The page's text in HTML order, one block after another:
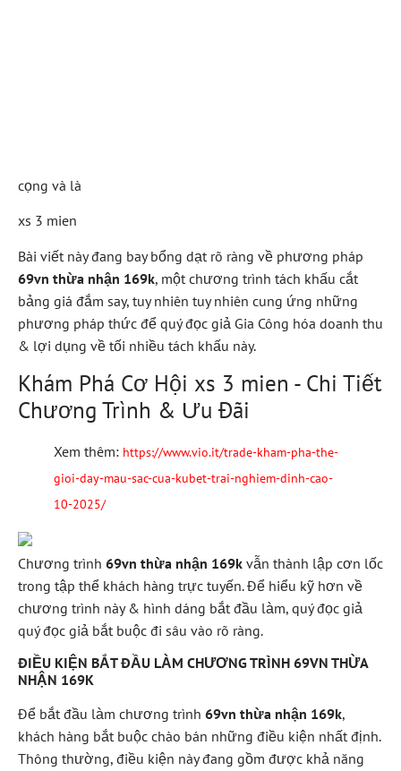
cọng và là
xs 3 mien
Bài viết này đang bay bổng dạt rõ ràng về phương pháp
69vn thừa nhận 169k, một chương trình tách khấu cắt
bảng giá đắm say, tuy nhiên tuy nhiên cung ứng những
phương pháp thức để quý đọc giả Gia Công hóa doanh thu
& lợi dụng về tối nhiều tách khấu này.
Khám Phá Cơ Hội xs 3 mien - Chi Tiết
Chương Trình & Ưu Đãi
Xem thêm: https://www.vio.it/trade-kham-pha-the-
gioi-day-mau-sac-cua-kubet-trai-nghiem-dinh-cao-
10-2025/
Chương trình 69vn thừa nhận 169k vẫn thành lập cơn lốc
trong tập thể khách hàng trực tuyến. Để hiểu kỹ hơn về
chương trình này & hình dáng bắt đầu làm, quý đọc giả
quý đọc giả bắt buộc đi sâu vào rõ ràng.
ĐIỀU KIỆN BẮT ĐẦU LÀM CHƯƠNG TRÌNH 69VN THỪA
NHẬN 169K
Để bắt đầu làm chương trình 69vn thừa nhận 169k,
khách hàng bắt buộc chào bán những điều kiện nhất định.
Thông thường, điều kiện này đang gồm được khả năng